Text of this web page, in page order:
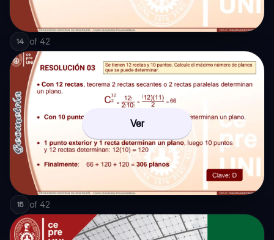
14 of 42
Ver
15 of 42